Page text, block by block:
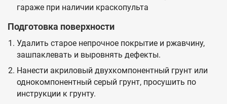
гараже при наличии краскопульта
Подготовка поверхности
Удалить старое непрочное покрытие и ржавчину,
зашпаклевать и выровнять дефекты.
Нанести акриловый двухкомпонентный грунт или
однокомпонентный серый грунт, просушить по
инструкции к грунту.